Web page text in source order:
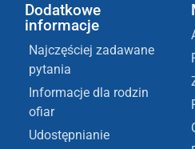
Dodatkowe
informacje
Najczęściej zadawane
pytania
Informacje dla rodzin
ofiar
Udostępnianie